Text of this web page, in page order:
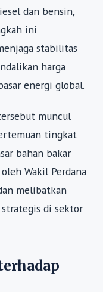
dan bensin,
ini
stabilitas
harga
energi global.
muncul
tingkat
bahan bakar
Wakil Perdana
melibatkan
di sektor